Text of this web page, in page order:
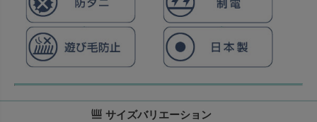
サイズバリエーション